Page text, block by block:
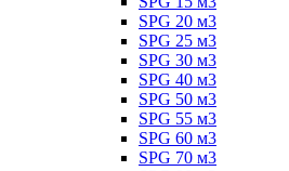
SPG 20 м3
SPG 25 м3
SPG 30 м3
SPG 40 м3
SPG 50 м3
SPG 55 м3
SPG 60 м3
SPG 70 м3